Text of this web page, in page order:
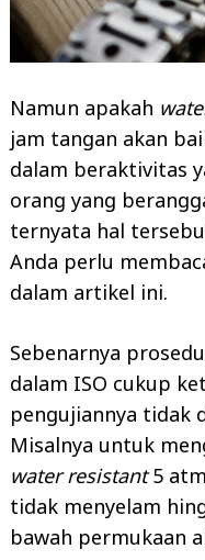
Namun apakah
jam tangan akan
dalam beraktivitas
orang yang
ternyata hal
Anda perlu
dalam artikel ini.
Sebenarnya
dalam ISO cukup
pengujiannya tidak
Misalnya untuk
water resistant5
tidak menyelam
bawah permukaan